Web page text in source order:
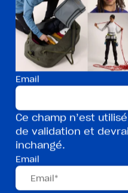
Email
Ce champ n’est
de validation et
inchangé.
Email